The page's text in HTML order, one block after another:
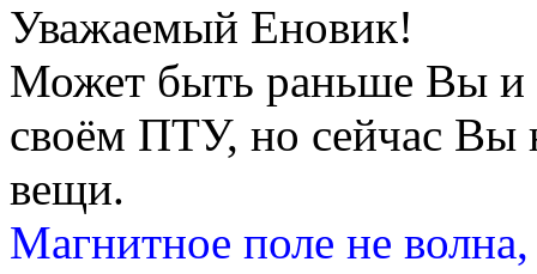
Уважаемый Еновик!
Может быть раньше Вы и
своём ПТУ, но сейчас Вы
вещи.
Магнитное поле не